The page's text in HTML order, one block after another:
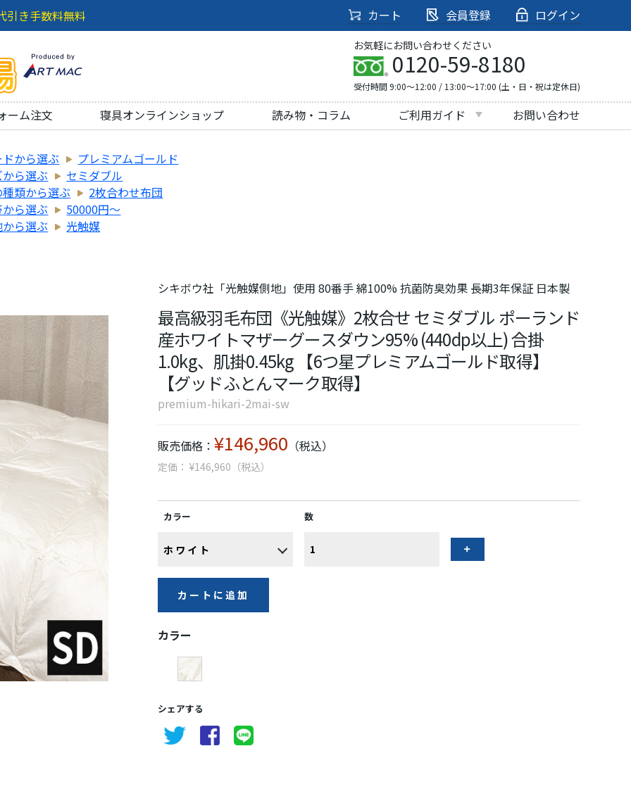
引き手数料無料 カート 会員登録 ログイン
お気軽にお問い合わせください
0120-59-8180
受付時間 9:00～12:00 / 13:00～17:00 (土・日・祝は定休日)
ーム注文 寝具オンラインショップ 読み物・コラム ご利用ガイド お問い合わせ
から選ぶ
プレミアムゴールド
ら選ぶ
セミダブル
類から選ぶ
2枚合わせ布団
ら選ぶ
50000円～
ら選ぶ
光触媒
シキボウ社「光触媒側地」使用 80番手 綿100% 抗菌防臭効果 長期3年保証 日本製
最高級羽毛布団《光触媒》2枚合せ セミダブル ポーランド
産ホワイトマザーグースダウン95% (440dp以上) 合掛
1.0kg、肌掛0.45kg 【6つ星プレミアムゴールド取得】
【グッドふとんマーク取得】
premium-hikari-2mai-sw
販売価格： ¥146,960 （税込）
定価： ¥146,960（税込）
カラー 数
カートに追加
カラー
シェアする